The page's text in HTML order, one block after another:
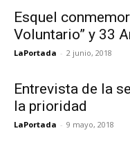
Esquel
Voluntario” y 33
LaPortada - 2 junio, 2018
Entrevista de la
la prioridad
LaPortada - 9 mayo, 2018